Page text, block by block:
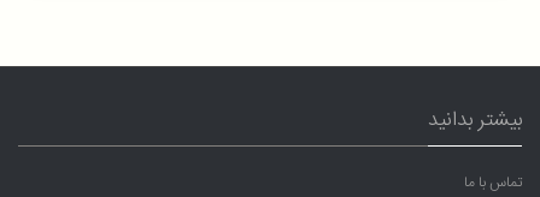
بیشتر بدانید
تماس با ما